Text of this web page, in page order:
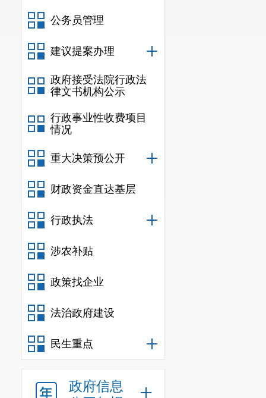
公务员管理
建议提案办理
政府接受法院行政法
律文书机构公示
行政事业性收费项目
情况
重大决策预公开
财政资金直达基层
行政执法
涉农补贴
政策找企业
法治政府建设
民生重点
政府信息